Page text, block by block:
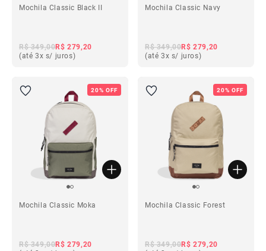
Mochila Classic Black II
R$ 349,00R$ 279,20
(até 3x s/ juros)
Mochila Classic Navy
R$ 349,00R$ 279,20
(até 3x s/ juros)
20% OFF
Mochila Classic Moka
R$ 349,00R$ 279,20
20% OFF
Mochila Classic Forest
R$ 349,00R$ 279,20